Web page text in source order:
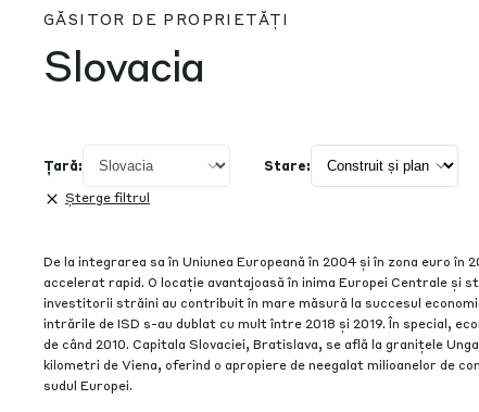
Vezi detalii
celelalte regiuni ale țării prin autostrada
principală est-vest a Slovaciei, D1, acest...
Morava, Bratislava se mândrește cu o
locație avantajoasă în Europa Centrală, cu o
forță de muncă calificată și accesibilă și cu
o previziune în general pozitivă pentru
GĂSITOR DE PROPRIETĂȚI
Slovacia
Ţară: Stare:
Șterge filtrul
De la integrarea sa în Uniunea Europeană în 2004 și în zona euro în
accelerat rapid. O locație avantajoasă în inima Europei Centrale și
investitorii străini au contribuit în mare măsură la succesul
intrările de ISD s-au dublat cu mult între 2018 și 2019. În special,
de când 2010. Capitala Slovaciei, Bratislava, se află la granițele
kilometri de Viena, oferind o apropiere de neegalat milioanelor de
sudul Europei.